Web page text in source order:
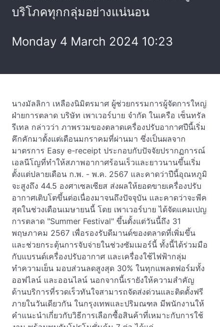
บริโภคทุกกลุ่มอย่างแน่นอน
Monday 4 March 2024 10:23
นางมัลลิกา เหลืองนิมิตรมาศ ผู้ช่วยกรรมการผู้จัดการใหญ่
ฝ่ายการตลาด บริษัท เพาเวอร์บาย จำกัด ในเครือ เซ็นทรัล
รีเทล กล่าวว่า ภาพรวมของตลาดเครื่องปรับอากาศปีนี้เริ่ม
คึกคักมาตั้งแต่เดือนมกราคมที่ผ่านมา ซึ่งเป็นผลจาก
มาตรการ Easy e-receipt ประกอบกับปัจจัยปรากฏการณ์
เอลนีโญที่ทำให้สภาพอากาศร้อนเร็วและยาวนานขึ้นเริ่ม
ตั้งแต่ปลายเดือน ก.พ. - พ.ค. 2567 และคาดว่าปีนี้อุณหภูมิ
จะสูงถึง 44.5 องศาเซลเซียส ส่งผลให้ยอดขายเครื่องปรับ
อากาศเติบโตขึ้นต่อเนื่องมาจนถึงปัจจุบัน และคาดว่าจะพีค
สุดในช่วงเดือนเมษายนนี้ โดย เพาเวอร์บาย ได้จัดแคมเปญ
การตลาด "Summer Festival" ขึ้นตั้งแต่วันนี้ถึง 31
พฤษภาคม 2567 เพื่อรองรับดีมานด์ของตลาดที่เพิ่มขึ้น
และช่วยกระตุ้นการจับจ่ายในช่วงซัมเมอร์นี้ ทั้งนี้ได้ร่วมมือ
กับแบรนด์เครื่องปรับอากาศ และเครื่องใช้ไฟฟ้ากลุ่ม
ทำความเย็น มอบส่วนลดสูงสุด 30% ในทุกแพลตฟอร์มทั้ง
ออฟไลน์ และออนไลน์ นอกจากนี้เรายังให้ความสำคัญ
ด้านบริการที่รวดเร็วทันใจสามารถจัดส่งด่วนและติดตั้งฟรี
ภายในวันเดียวกัน ในกรุงเทพและปริมณฑล มีพนักงานให้
คำแนะนำเกี่ยวกับวิธีการเลือกซื้อสินค้าที่เหมาะกับการใช้